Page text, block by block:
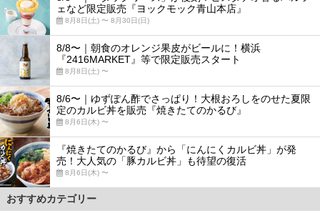
ェなど限定販売『ヨックモック青山本店』
8月8日(土) 〜 8月30日(日)
8/8〜｜朝食のオレンジ果皮がビールに！横浜
『2416MARKET』等で限定販売スタート
8月8日(土) 〜
8/6〜｜ゆずぽん酢でさっぱり！大根おろしをのせた夏限
定のカルビ丼を販売『焼きたてのかるび』
8月6日(木) 〜
『焼きたてのかるび』から「にんにくカルビ丼」が発
売！大人気の「豚カルビ丼」も待望の復活
8月6日(木) 〜
おすすめカテゴリー